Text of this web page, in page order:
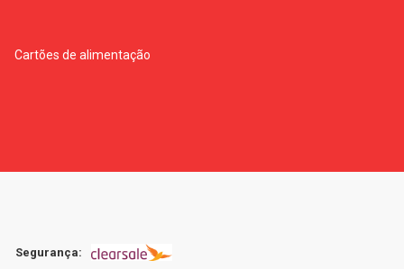
Cartões de alimentação
Segurança: